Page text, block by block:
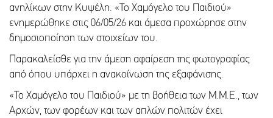
ανηλίκων στην Κυψέλη. «Το Χαμόγελο του Παιδιού»
ενημερώθηκε στις 06/05/26 και άμεσα προχώρησε στην
δημοσιοποίηση των στοιχείων του.
Παρακαλείσθε για την άμεση αφαίρεση της φωτογραφίας
από όπου υπάρχει η ανακοίνωση της εξαφάνισης.
«Το Χαμόγελο του Παιδιού» με τη βοήθεια των Μ.Μ.Ε., των
Αρχών, των φορέων και των απλών πολιτών έχει